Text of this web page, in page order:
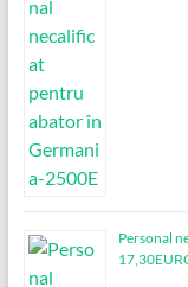
Personal